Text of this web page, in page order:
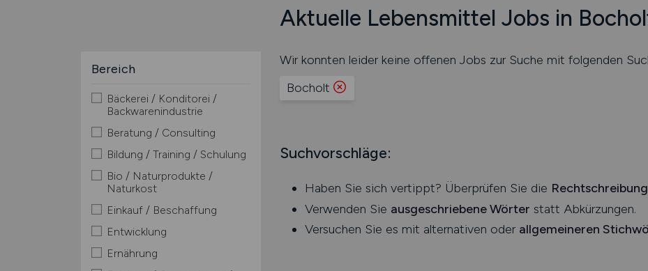
Aktuelle Lebensmittel Jobs in
Bereich
Bäckerei / Konditorei /
Backwarenindustrie
Beratung / Consulting
Bildung / Training / Schulung
Bio / Naturprodukte /
Naturkost
Einkauf / Beschaffung
Entwicklung
Ernährung
Wir konnten leider keine offenen Jobs zur Suche mit folgenden
Bocholt
Suchvorschläge:
Haben Sie sich vertippt? Überprüfen Sie die Rechtschreibung
Verwenden Sie ausgeschriebene Wörter statt Abkürzungen.
Versuchen Sie es mit alternativen oder allgemeineren